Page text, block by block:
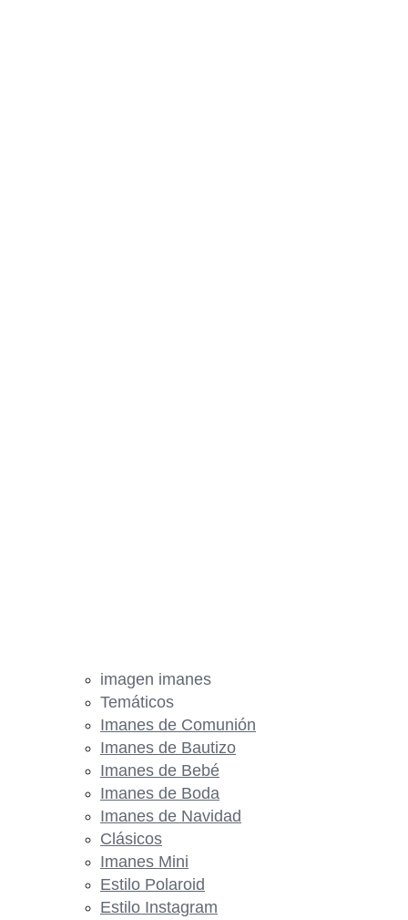
imagen imanes
Temáticos
Imanes de Comunión
Imanes de Bautizo
Imanes de Bebé
Imanes de Boda
Imanes de Navidad
Clásicos
Imanes Mini
Estilo Polaroid
Estilo Instagram